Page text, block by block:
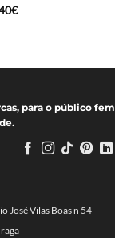
€O
para o público
José Vilas Boas n 54